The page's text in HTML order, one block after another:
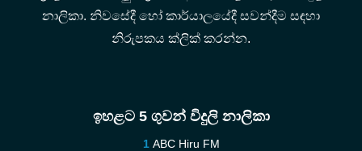
නාලිකා. නිවසේදී හෝ කාර්යාලයේදී සවන්දීම සඳහා
නිරුපකය ක්ලික් කරන්න.
ඉහළට 5 ගුවන් විදුලි නාලිකා
ABC Hiru FM